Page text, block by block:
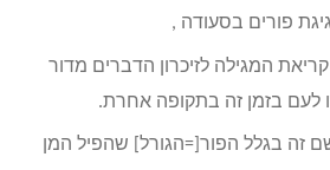
פורים בסעודה ,
המגילה לזיכרון הדברים מדור
לעם בזמן זה בתקופה אחרת.
זה בגלל הפור[=הגורל] שהפיל המן